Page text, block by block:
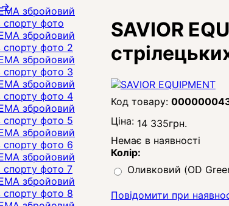
SAVIOR
Ціна: 14 335грн.
Немає в наявності
Колір:
Оливковий (OD
Повідомити при
→